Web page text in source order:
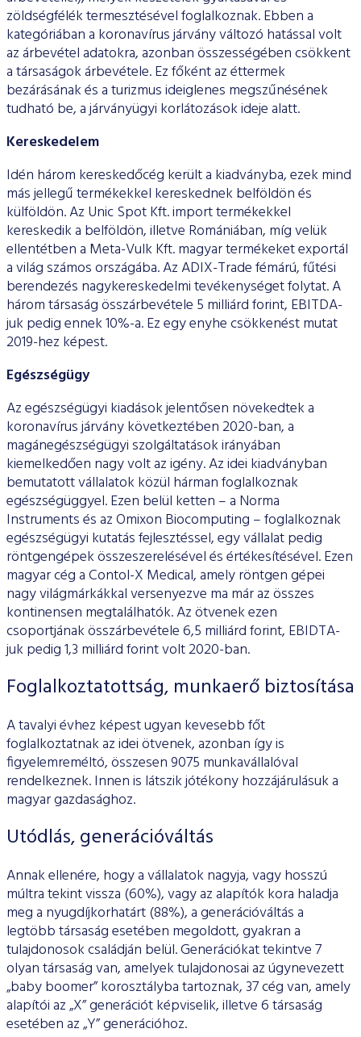
zöldségfélék termesztésével foglalkoznak. Ebben a
kategóriában a koronavírus járvány változó hatással volt
az árbevétel adatokra, azonban összességében csökkent
a társaságok árbevétele. Ez főként az éttermek
bezárásának és a turizmus ideiglenes megszűnésének
tudható be, a járványügyi korlátozások ideje alatt.
Kereskedelem
Idén három kereskedőcég került a kiadványba, ezek mind
más jellegű termékekkel kereskednek belföldön és
külföldön. Az Unic Spot Kft. import termékekkel
kereskedik a belföldön, illetve Romániában, míg velük
ellentétben a Meta-Vulk Kft. magyar termékeket exportál
a világ számos országába. Az ADIX-Trade fémárú, fűtési
berendezés nagykereskedelmi tevékenységet folytat. A
három társaság összárbevétele 5 milliárd forint, EBITDA-
juk pedig ennek 10%-a. Ez egy enyhe csökkenést mutat
2019-hez képest.
Egészségügy
Az egészségügyi kiadások jelentősen növekedtek a
koronavírus járvány következtében 2020-ban, a
magánegészségügyi szolgáltatások irányában
kiemelkedően nagy volt az igény. Az idei kiadványban
bemutatott vállalatok közül hárman foglalkoznak
egészségüggyel. Ezen belül ketten – a Norma
Instruments és az Omixon Biocomputing – foglalkoznak
egészségügyi kutatás fejlesztéssel, egy vállalat pedig
röntgengépek összeszerelésével és értékesítésével. Ezen
magyar cég a Contol-X Medical, amely röntgen gépei
nagy világmárkákkal versenyezve ma már az összes
kontinensen megtalálhatók. Az ötvenek ezen
csoportjának összárbevétele 6,5 milliárd forint, EBIDTA-
juk pedig 1,3 milliárd forint volt 2020-ban.
Foglalkoztatottság, munkaerő biztosítása
A tavalyi évhez képest ugyan kevesebb főt
foglalkoztatnak az idei ötvenek, azonban így is
figyelemreméltó, összesen 9075 munkavállalóval
rendelkeznek. Innen is látszik jótékony hozzájárulásuk a
magyar gazdasághoz.
Utódlás, generációváltás
Annak ellenére, hogy a vállalatok nagyja, vagy hosszú
múltra tekint vissza (60%), vagy az alapítók kora haladja
meg a nyugdíjkorhatárt (88%), a generációváltás a
legtöbb társaság esetében megoldott, gyakran a
tulajdonosok családján belül. Generációkat tekintve 7
olyan társaság van, amelyek tulajdonosai az úgynevezett
„baby boomer” korosztályba tartoznak, 37 cég van, amely
alapítói az „X” generációt képviselik, illetve 6 társaság
esetében az „Y” generációhoz.